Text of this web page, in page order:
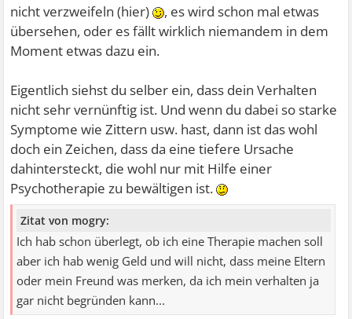
nicht verzweifeln (hier)
, es wird schon mal etwas
übersehen, oder es fällt wirklich niemandem in dem
Moment etwas dazu ein.
Eigentlich siehst du selber ein, dass dein Verhalten
nicht sehr vernünftig ist. Und wenn du dabei so starke
Symptome wie Zittern usw. hast, dann ist das wohl
doch ein Zeichen, dass da eine tiefere Ursache
dahintersteckt, die wohl nur mit Hilfe einer
Psychotherapie zu bewältigen ist.
Zitat von mogry:
Ich hab schon überlegt, ob ich eine Therapie machen soll
aber ich hab wenig Geld und will nicht, dass meine Eltern
oder mein Freund was merken, da ich mein verhalten ja
gar nicht begründen kann...